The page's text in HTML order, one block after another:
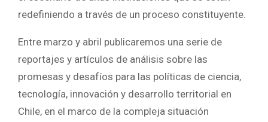
redefiniendo a través de un proceso constituyente.
Entre marzo y abril publicaremos una serie de
reportajes y artículos de análisis sobre las
promesas y desafíos para las políticas de ciencia,
tecnología, innovación y desarrollo territorial en
Chile, en el marco de la compleja situación